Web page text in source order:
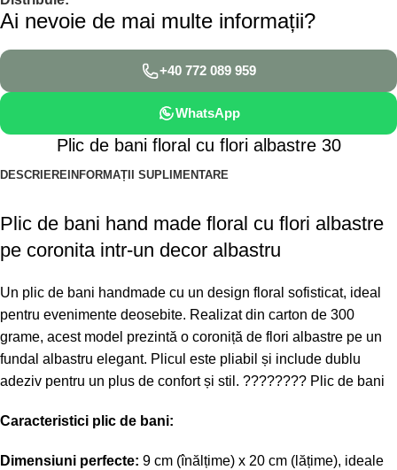
Ai nevoie de mai multe informații?
+40 772 089 959
WhatsApp
Plic de bani floral cu flori albastre 30
DESCRIEREINFORMAȚII SUPLIMENTARE
Plic de bani hand made floral cu flori albastre
pe coronita intr-un decor albastru
Un plic de bani handmade cu un design floral sofisticat, ideal
pentru evenimente deosebite. Realizat din carton de 300
grame, acest model prezintă o coroniță de flori albastre pe un
fundal albastru elegant. Plicul este pliabil și include dublu
adeziv pentru un plus de confort și stil. ???????? Plic de bani
Caracteristici plic de bani:
Dimensiuni perfecte: 9 cm (înălțime) x 20 cm (lățime), ideale